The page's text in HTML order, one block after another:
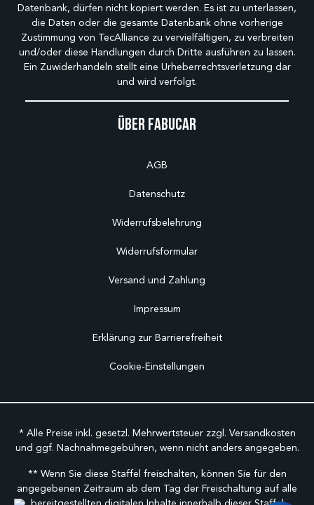
Über Fabucar
AGB
Datenschutz
Widerrufsbelehrung
Widerrufsformular
Versand und Zahlung
Impressum
Erklärung zur Barrierefreiheit
Cookie-Einstellungen
Datenbank, dürfen nicht kopiert werden. Es ist zu unterlassen,
die Daten oder die gesamte Datenbank ohne vorherige
Zustimmung von TecAlliance zu vervielfältigen, zu verbreiten
und/oder diese Handlungen durch Dritte ausführen zu lassen.
Ein Zuwiderhandeln stellt eine Urheberrechtsverletzung dar
und wird verfolgt.
* Alle Preise inkl. gesetzl. Mehrwertsteuer zzgl. Versandkosten
und ggf. Nachnahmegebühren, wenn nicht anders angegeben.
** Wenn Sie diese Staffel freischalten, können Sie für den
angegebenen Zeitraum ab dem Tag der Freischaltung auf alle